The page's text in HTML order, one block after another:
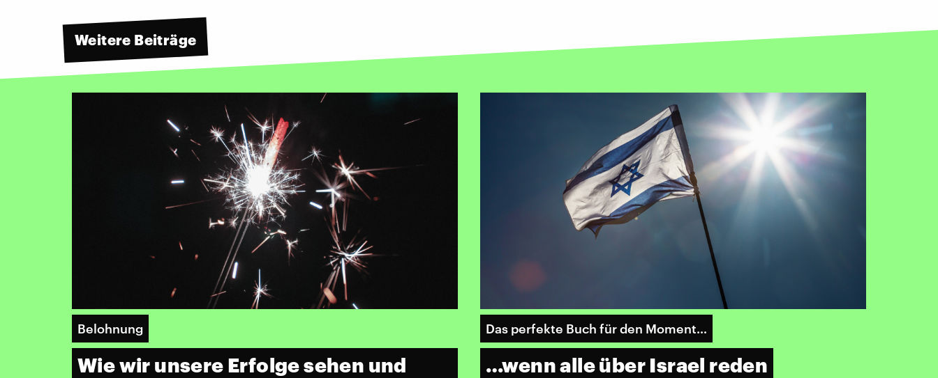
Weitere Beiträge
Belohnung
Wie wir unsere Erfolge sehen und
Das perfekte Buch für den Moment…
…wenn alle über Israel reden